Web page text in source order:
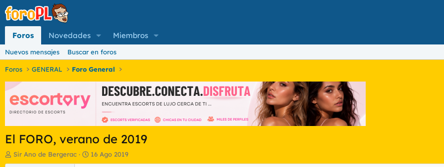
Foros Novedades Miembros
Nuevos mensajes Buscar en foros
Foros GENERAL Foro General
El FORO, verano de 2019
I
n
Sir Ano de Bergerac
F
e
16 Ago 2019